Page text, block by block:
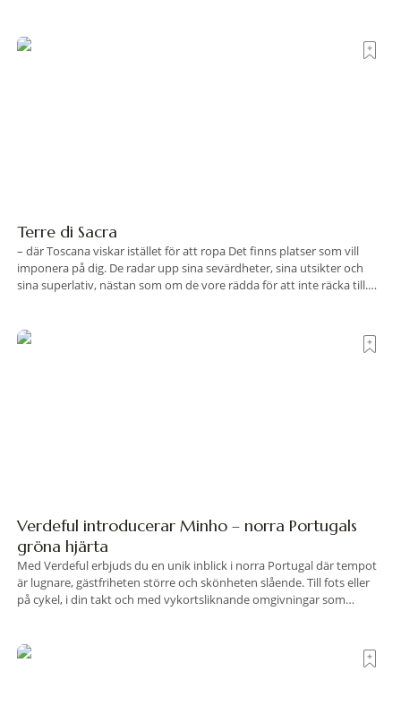
Terre di Sacra
– där Toscana viskar istället för att ropa Det finns platser som vill
imponera på dig. De radar upp sina sevärdheter, sina utsikter och
sina superlativ, nästan som om de vore rädda för att inte räcka till.
Verdeful introducerar Minho – norra Portugals
gröna hjärta
Med Verdeful erbjuds du en unik inblick i norra Portugal där tempot
är lugnare, gästfriheten större och skönheten slående. Till fots eller
på cykel, i din takt och med vykortsliknande omgivningar som
travel när det